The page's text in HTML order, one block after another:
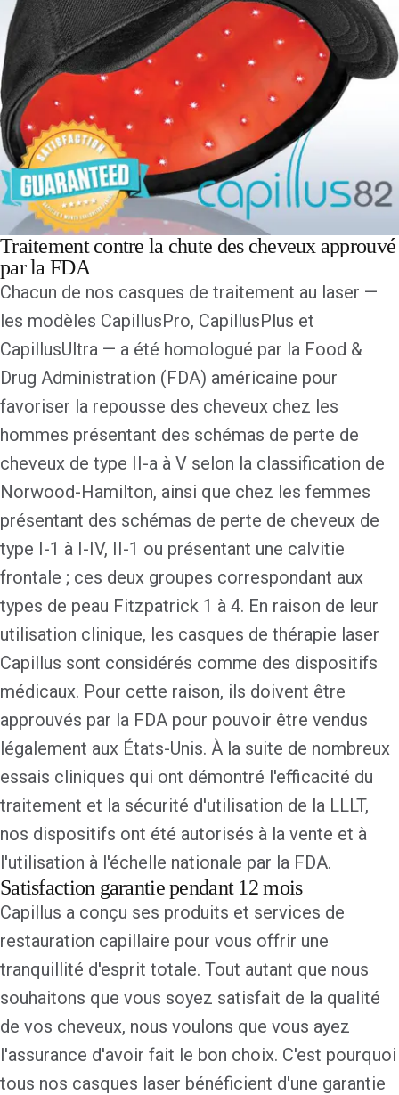
Traitement contre la chute des cheveux approuvé
par la FDA
Chacun de nos casques de traitement au laser —
les modèles CapillusPro, CapillusPlus et
CapillusUltra — a été homologué par la Food &
Drug Administration (FDA) américaine pour
favoriser la repousse des cheveux chez les
hommes présentant des schémas de perte de
cheveux de type II-a à V selon la classification de
Norwood-Hamilton, ainsi que chez les femmes
présentant des schémas de perte de cheveux de
type I-1 à I-IV, II-1 ou présentant une calvitie
frontale ; ces deux groupes correspondant aux
types de peau Fitzpatrick 1 à 4. En raison de leur
utilisation clinique, les casques de thérapie laser
Capillus sont considérés comme des dispositifs
médicaux. Pour cette raison, ils doivent être
approuvés par la FDA pour pouvoir être vendus
légalement aux États-Unis. À la suite de nombreux
essais cliniques qui ont démontré l'efficacité du
traitement et la sécurité d'utilisation de la LLLT,
nos dispositifs ont été autorisés à la vente et à
l'utilisation à l'échelle nationale par la FDA.
Satisfaction garantie pendant 12 mois
Capillus a conçu ses produits et services de
restauration capillaire pour vous offrir une
tranquillité d'esprit totale. Tout autant que nous
souhaitons que vous soyez satisfait de la qualité
de vos cheveux, nous voulons que vous ayez
l'assurance d'avoir fait le bon choix. C'est pourquoi
tous nos casques laser bénéficient d'une garantie